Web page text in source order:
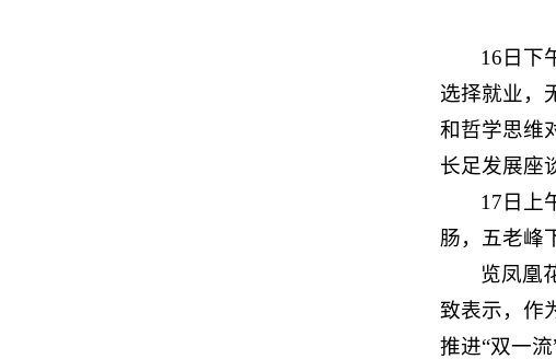
16日下
选择就业，
和哲学思维
长足发展座
17日上
肠，五老峰
览凤凰
致表示，作
推进“双一